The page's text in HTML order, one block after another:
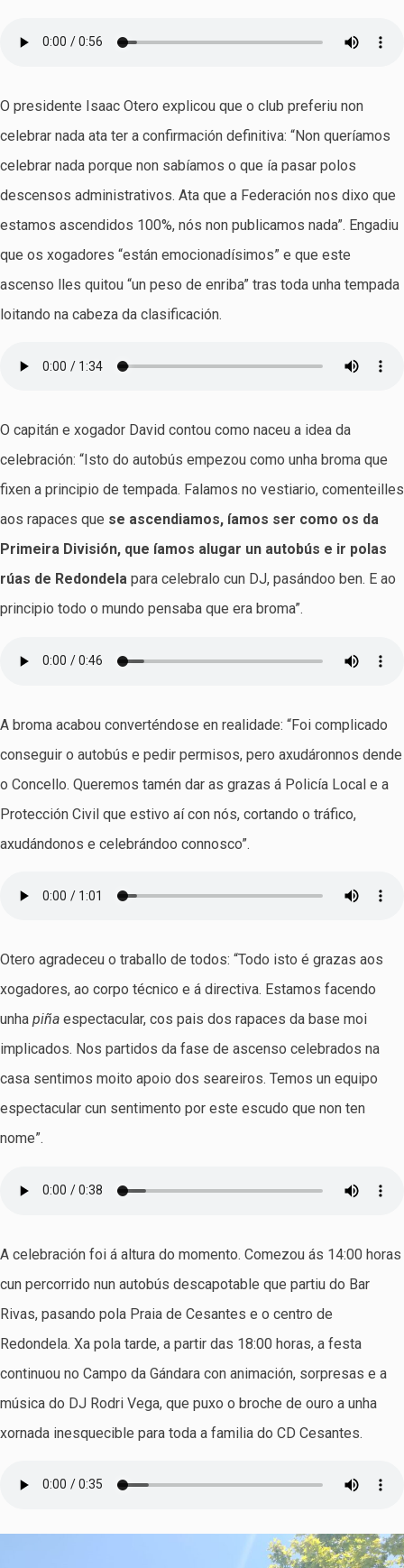
O presidente Isaac Otero explicou que o club preferiu non
celebrar nada ata ter a confirmación definitiva: “Non queríamos
celebrar nada porque non sabíamos o que ía pasar polos
descensos administrativos. Ata que a Federación nos dixo que
estamos ascendidos 100%, nós non publicamos nada”. Engadiu
que os xogadores “están emocionadísimos” e que este
ascenso lles quitou “un peso de enriba” tras toda unha tempada
loitando na cabeza da clasificación.
O capitán e xogador David contou como naceu a idea da
celebración: “Isto do autobús empezou como unha broma que
fixen a principio de tempada. Falamos no vestiario, comenteilles
aos rapaces que se ascendiamos, íamos ser como os da
Primeira División, que íamos alugar un autobús e ir polas
rúas de Redondela para celebralo cun DJ, pasándoo ben. E ao
principio todo o mundo pensaba que era broma”.
A broma acabou converténdose en realidade: “Foi complicado
conseguir o autobús e pedir permisos, pero axudáronnos dende
o Concello. Queremos tamén dar as grazas á Policía Local e a
Protección Civil que estivo aí con nós, cortando o tráfico,
axudándonos e celebrándoo connosco”.
Otero agradeceu o traballo de todos: “Todo isto é grazas aos
xogadores, ao corpo técnico e á directiva. Estamos facendo
unha piña espectacular, cos pais dos rapaces da base moi
implicados. Nos partidos da fase de ascenso celebrados na
casa sentimos moito apoio dos seareiros. Temos un equipo
espectacular cun sentimento por este escudo que non ten
nome”.
A celebración foi á altura do momento. Comezou ás 14:00 horas
cun percorrido nun autobús descapotable que partiu do Bar
Rivas, pasando pola Praia de Cesantes e o centro de
Redondela. Xa pola tarde, a partir das 18:00 horas, a festa
continuou no Campo da Gándara con animación, sorpresas e a
música do DJ Rodri Vega, que puxo o broche de ouro a unha
xornada inesquecible para toda a familia do CD Cesantes.